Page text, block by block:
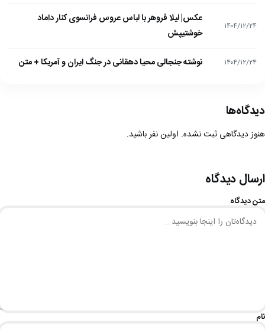
۱۴۰۴/۱۲/۲۴
عکس| لیلا فروهر با لباس عروس فرانسوی کنار داماد
خوشتیپش
۱۴۰۴/۱۲/۲۴ نوشته جنجالی محیا دهقانی در جنگ ایران و آمریکا + متن
دیدگاه‌ها
هنوز دیدگاهی ثبت نشده. اولین نفر باشید.
ارسال دیدگاه
متن دیدگاه
نام